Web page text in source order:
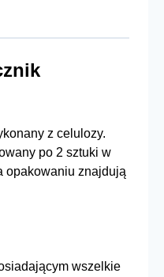
z celulozy.
po 2 sztuki w
opakowaniu znajdują
wszelkie